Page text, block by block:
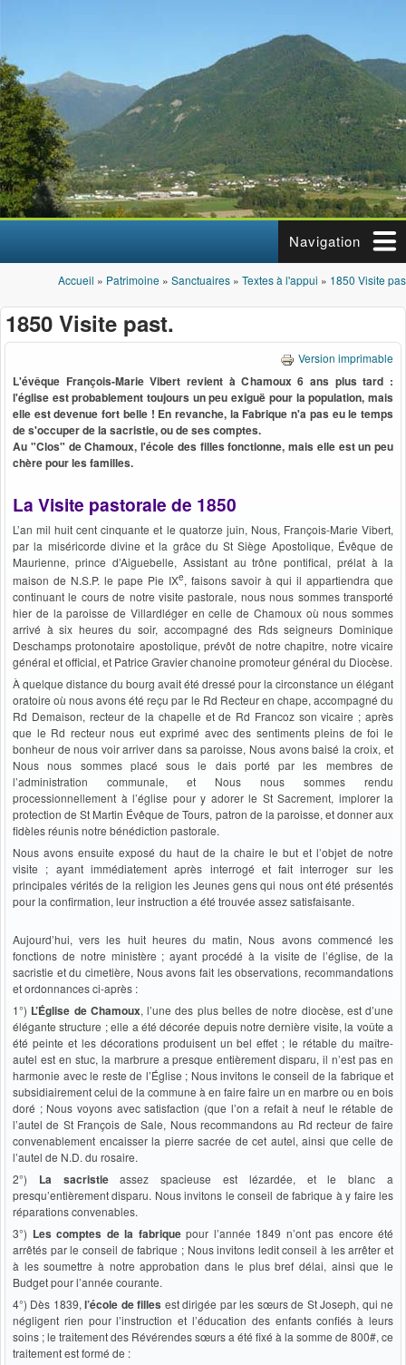
Navigation
Vous êtes ici
Accueil » Patrimoine » Sanctuaires » Textes à l'appui » 1850 Visite
1850 Visite past.
Version imprimable
L'évêque François-Marie Vibert revient à Chamoux 6 ans plus tard :
l'église est probablement toujours un peu exiguë pour la population, mais
elle est devenue fort belle ! En revanche, la Fabrique n'a pas eu le temps
de s'occuper de la sacristie, ou de ses comptes.
Au "Clos" de Chamoux, l'école des filles fonctionne, mais elle est un peu
chère pour les familles.
La Visite pastorale de 1850
L’an mil huit cent cinquante et le quatorze juin, Nous, François-Marie Vibert,
par la miséricorde divine et la grâce du St Siège Apostolique, Évêque de
Maurienne, prince d’Aiguebelle, Assistant au trône pontifical, prélat à la
maison de N.S.P. le pape Pie IXe, faisons savoir à qui il appartiendra que
continuant le cours de notre visite pastorale, nous nous sommes transporté
hier de la paroisse de Villardléger en celle de Chamoux où nous sommes
arrivé à six heures du soir, accompagné des Rds seigneurs Dominique
Deschamps protonotaire apostolique, prévôt de notre chapitre, notre vicaire
général et official, et Patrice Gravier chanoine promoteur général du Diocèse.
À quelque distance du bourg avait été dressé pour la circonstance un élégant
oratoire où nous avons été reçu par le Rd Recteur en chape, accompagné du
Rd Demaison, recteur de la chapelle et de Rd Francoz son vicaire ; après
que le Rd recteur nous eut exprimé avec des sentiments pleins de foi le
bonheur de nous voir arriver dans sa paroisse, Nous avons baisé la croix, et
Nous nous sommes placé sous le dais porté par les membres de
l’administration communale, et Nous nous sommes rendu
processionnellement à l’église pour y adorer le St Sacrement, implorer la
protection de St Martin Évêque de Tours, patron de la paroisse, et donner aux
fidèles réunis notre bénédiction pastorale.
Nous avons ensuite exposé du haut de la chaire le but et l’objet de notre
visite ; ayant immédiatement après interrogé et fait interroger sur les
principales vérités de la religion les Jeunes gens qui nous ont été présentés
pour la confirmation, leur instruction a été trouvée assez satisfaisante.
Aujourd’hui, vers les huit heures du matin, Nous avons commencé les
fonctions de notre ministère ; ayant procédé à la visite de l’église, de la
sacristie et du cimetière, Nous avons fait les observations, recommandations
et ordonnances ci-après :
1°) L’Église de Chamoux, l’une des plus belles de notre diocèse, est d’une
élégante structure ; elle a été décorée depuis notre dernière visite, la voûte a
été peinte et les décorations produisent un bel effet ; le rétable du maître-
autel est en stuc, la marbrure a presque entièrement disparu, il n’est pas en
harmonie avec le reste de l’Église ; Nous invitons le conseil de la fabrique et
subsidiairement celui de la commune à en faire faire un en marbre ou en bois
doré ; Nous voyons avec satisfaction (que l’on a refait à neuf le rétable de
l’autel de St François de Sale, Nous recommandons au Rd recteur de faire
convenablement encaisser la pierre sacrée de cet autel, ainsi que celle de
l’autel de N.D. du rosaire.
2°) La sacristieassez spacieuse est lézardée, et le blanc a
presqu’entièrement disparu. Nous invitons le conseil de fabrique à y faire les
réparations convenables.
3°) Les comptes de la fabriquepour l’année 1849 n’ont pas encore été
arrêtés par le conseil de fabrique ; Nous invitons ledit conseil à les arrêter et
à les soumettre à notre approbation dans le plus bref délai, ainsi que le
Budget pour l’année courante.
4°) Dès 1839,l’école de filles est dirigée par les sœurs de St Joseph, qui ne
négligent rien pour l’instruction et l’éducation des enfants confiés à leurs
soins ; le traitement des Révérendes sœurs a été fixé à la somme de 800#, ce
traitement est formé de :